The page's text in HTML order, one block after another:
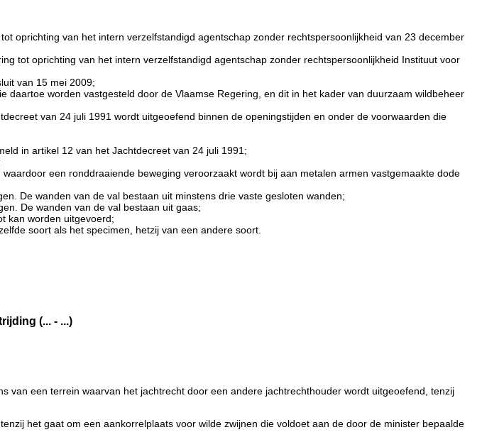
oprichting van het intern verzelfstandigd agentschap zonder rechtspersoonlijkheid van 23 december
tot oprichting van het intern verzelfstandigd agentschap zonder rechtspersoonlijkheid Instituut voor
van 15 mei 2009;
worden vastgesteld door de Vlaamse Regering, en dit in het kader van duurzaam wildbeheer
van 24 juli 1991 wordt uitgeoefend binnen de openingstijden en onder de voorwaarden die
in artikel 12 van het Jachtdecreet van 24 juli 1991;
een ronddraaiende beweging veroorzaakt wordt bij aan metalen armen vastgemaakte dode
De wanden van de val bestaan uit minstens drie vaste gesloten wanden;
De wanden van de val bestaan uit gaas;
kan worden uitgevoerd;
soort als het specimen, hetzij van een andere soort.
(... - ...)
een terrein waarvan het jachtrecht door een andere jachtrechthouder wordt uitgeoefend, tenzij
het gaat om een aankorrelplaats voor wilde zwijnen die voldoet aan de door de minister bepaalde